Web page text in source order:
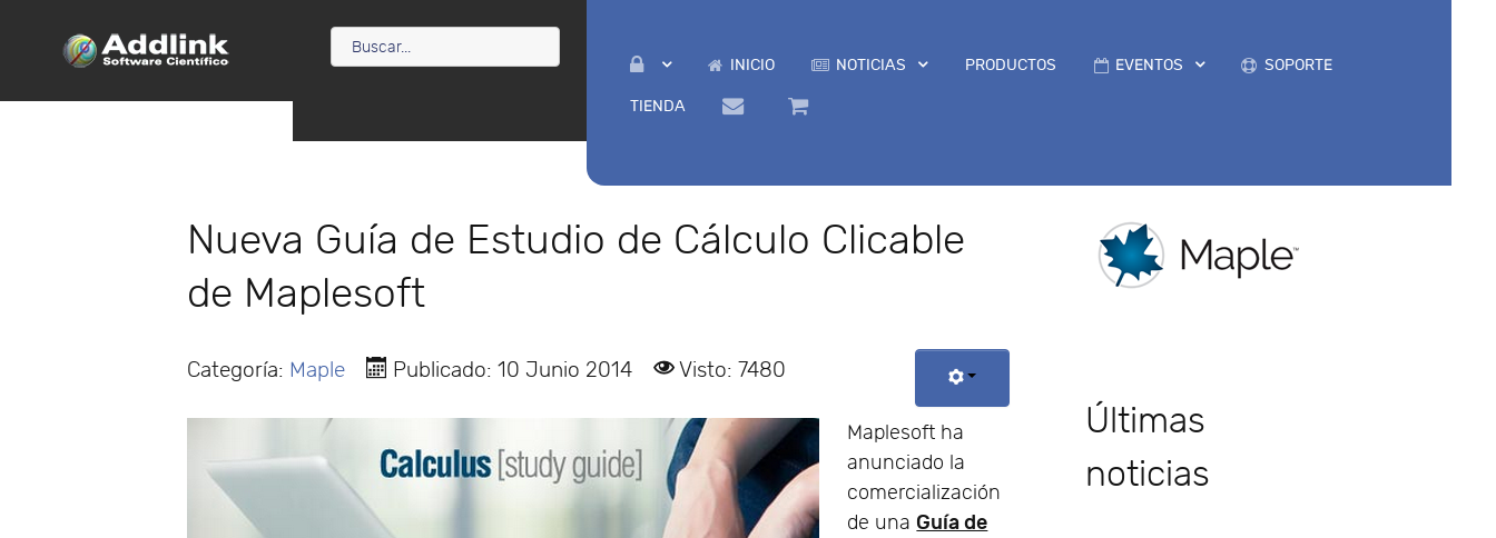
INICIO NOTICIAS PRODUCTOS EVENTOS SOPORTE
TIENDA
Nueva Guía de Estudio de Cálculo Clicable
de Maplesoft
Categoría: Maple Publicado: 10 Junio 2014 Visto: 7480
Maplesoft ha
anunciado la
comercialización
de una Guía de
Últimas
noticias